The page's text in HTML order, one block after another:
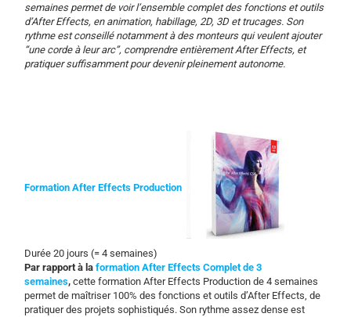
semaines permet de voir l’ensemble complet des fonctions et outils
d’After Effects, en animation, habillage, 2D, 3D et trucages. Son
rythme est conseillé notamment à des monteurs qui veulent ajouter
“une corde à leur arc”, comprendre entièrement After Effects, et
pratiquer suffisamment pour devenir pleinement autonome.
Formation After Effects Production
Durée 20 jours (= 4 semaines)
Par rapport à laformation After Effects Complet de 3
semaines, cette formation After Effects Production de 4 semaines
permet de maîtriser 100% des fonctions et outils d’After Effects, de
pratiquer des projets sophistiqués. Son rythme assez dense est